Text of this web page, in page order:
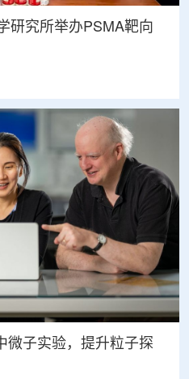
研究所举办PSMA靶向
微子实验，提升粒子探